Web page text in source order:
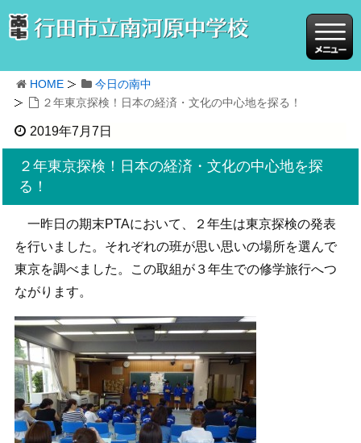
HOME
今日の南中
２年東京探検！日本の経済・文化の中心地を探る！
2019年7月7日
２年東京探検！日本の経済・文化の中心地を探
る！
一昨日の期末PTAにおいて、２年生は東京探検の発表
を行いました。それぞれの班が思い思いの場所を選んで
東京を調べました。この取組が３年生での修学旅行へつ
ながります。